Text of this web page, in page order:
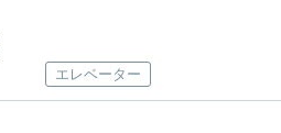
エレベーター